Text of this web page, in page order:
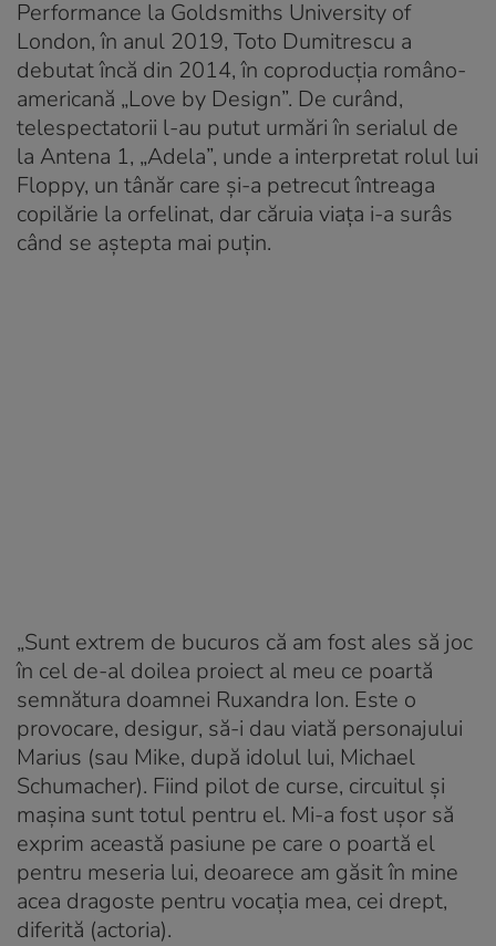
Performance la Goldsmiths University of
London, în anul 2019, Toto Dumitrescu a
debutat încă din 2014, în coproducţia româno-
americană „Love by Design”. De curând,
telespectatorii l-au putut urmări în serialul de
la Antena 1, „Adela”, unde a interpretat rolul lui
Floppy, un tânăr care şi-a petrecut întreaga
copilărie la orfelinat, dar căruia viaţa i-a surâs
când se aştepta mai puţin.
„Sunt extrem de bucuros că am fost ales să joc
în cel de-al doilea proiect al meu ce poartă
semnătura doamnei Ruxandra Ion. Este o
provocare, desigur, să-i dau viată personajului
Marius (sau Mike, după idolul lui, Michael
Schumacher). Fiind pilot de curse, circuitul și
mașina sunt totul pentru el. Mi-a fost uşor să
exprim această pasiune pe care o poartă el
pentru meseria lui, deoarece am găsit în mine
acea dragoste pentru vocația mea, cei drept,
diferită (actoria).